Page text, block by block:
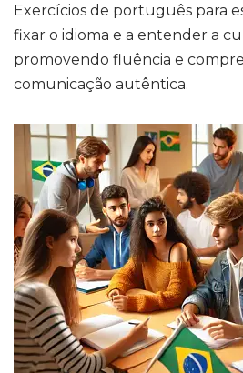
Exercícios de português para
fixar o idioma e a entender a
promovendo fluência e
comunicação autêntica.